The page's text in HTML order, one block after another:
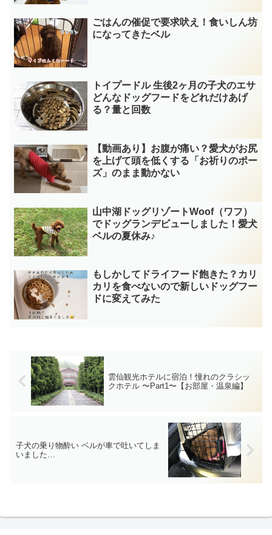
ごはんの催促で要求吠え！食いしん坊
になってきたベル
トイプードル 生後2ヶ月の子犬のエサ
どんなドッグフードをどれだけあげ
る？量と回数
【動画あり】お腹が痛い？愛犬がお尻
を上げて頭を低くする「お祈りのポー
ズ」のまま動かない
山中湖ドッグリゾートWoof（ワフ）
でドッグランデビューしました！愛犬
ベルの夏休み♪
もしかしてドライフード飽きた？カリ
カリを食べないので新しいドッグフー
ドに変えてみた
雲仙観光ホテルに宿泊！憧れのクラシッ
クホテル 〜Part1〜【お部屋・温泉編】
子犬の乗り物酔い ベルが車で吐いてしま
いました…